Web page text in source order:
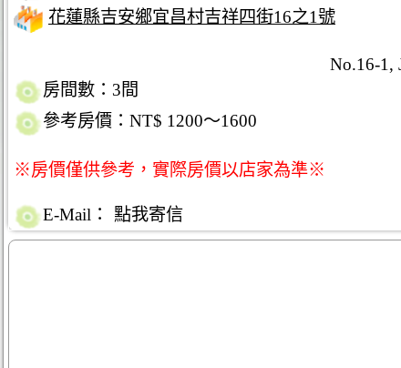
花蓮縣吉安鄉宜昌村吉祥四街16之1號
No.16-1,
房間數：3間
參考房價：NT$ 1200～1600
※房價僅供參考，實際房價以店家為準※
E-Mail： 點我寄信